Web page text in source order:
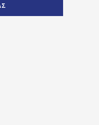
artist="" ]